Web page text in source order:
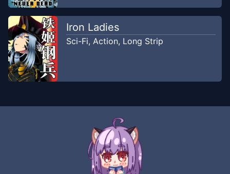
Komikcast
Chapter4
Komikcast
Chapter3
Apr 2, 2020
Iron Ladies
Sci-Fi, Action, Long Strip